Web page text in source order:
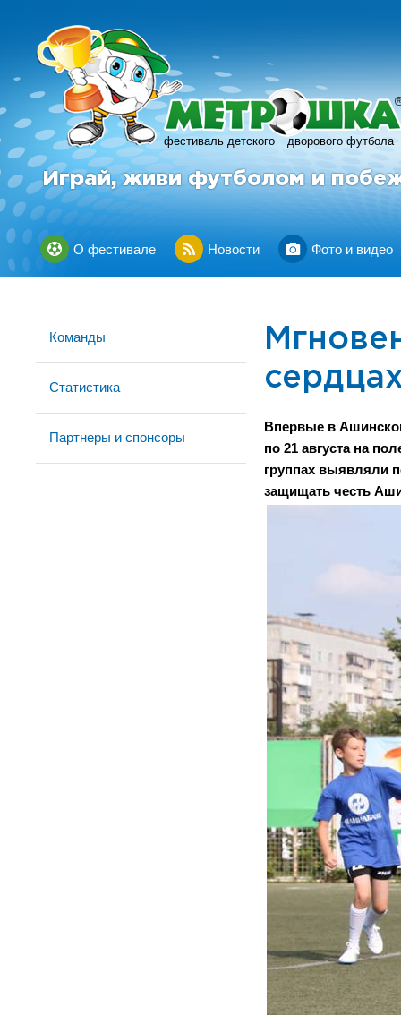
фестиваль детского дворового футбола
R
Играй, живи футболом и
О фестивале Новости Фото и видео
Команды
Статистика
Партнеры и спонсоры
Впервые в
по 21 августа на
группах выявляли
защищать честь